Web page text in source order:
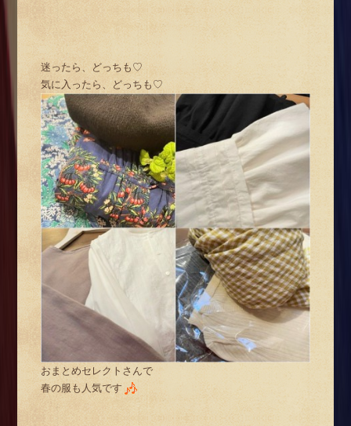
迷ったら、どっちも♡
気に入ったら、どっちも♡
おまとめセレクトさんで
春の服も人気です